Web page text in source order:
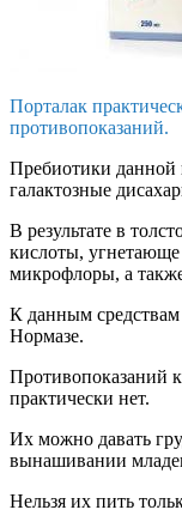
Порталак
противопоказаний.
Пребиотики данной
галактозные
В результате в
кислоты,
микрофлоры, а
К данным средствам
Нормазе.
Противопоказаний
практически нет.
Их можно давать
вынашивании
Нельзя их пить